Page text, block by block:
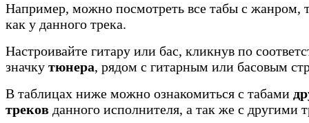
Например, можно посмотреть все табы с жанром,
как у данного трека.
Настроивайте гитару или бас, кликнув по
значку тюнера, рядом с гитарным или басовым
В таблицах ниже можно ознакомиться с табами
треков данного исполнителя, а так же с другими